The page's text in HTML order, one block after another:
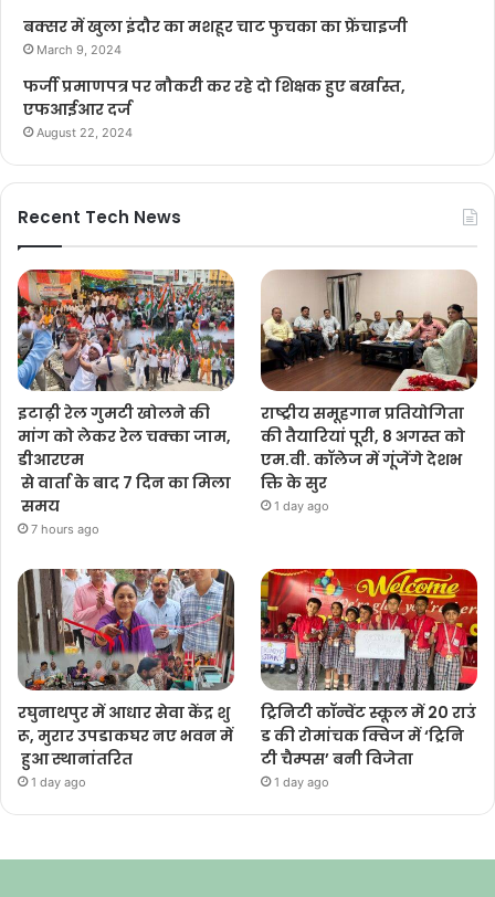
बक्सर में खुला इंदौर का मशहूर चाट फुचका का फ्रेंचाइजी
March 9, 2024
फर्जी प्रमाणपत्र पर नौकरी कर रहे दो शिक्षक हुए बर्खास्त,
एफआईआर दर्ज
August 22, 2024
Recent Tech News
इटाढ़ी रेल गुमटी खोलने की
मांग को लेकर रेल चक्का जाम,
डीआरएम
से वार्ता के बाद 7 दिन का मिला
समय
7 hours ago
राष्ट्रीय समूहगान प्रतियोगिता
की तैयारियां पूरी, 8 अगस्त को
एम.वी. कॉलेज में गूंजेंगे देशभ
क्ति के सुर
1 day ago
रघुनाथपुर में आधार सेवा केंद्र शु
रू, मुरार उपडाकघर नए भवन में
हुआ स्थानांतरित
1 day ago
ट्रिनिटी कॉन्वेंट स्कूल में 20 राउं
ड की रोमांचक क्विज में ‘ट्रिनि
टी चैम्पस’ बनी विजेता
1 day ago